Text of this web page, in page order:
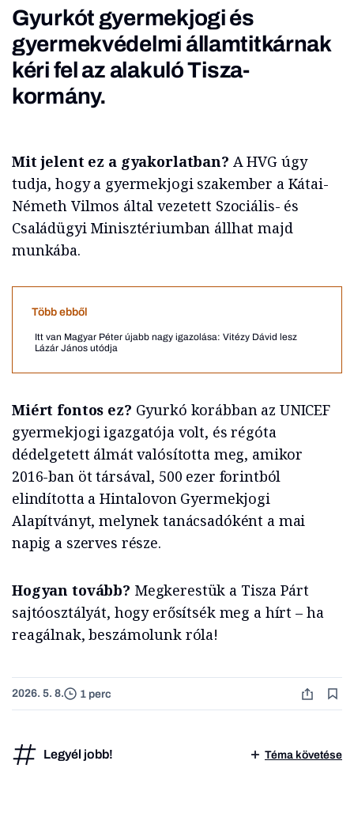
Gyurkót gyermekjogi és
gyermekvédelmi államtitkárnak
kéri fel az alakuló Tisza-
kormány.
Mit jelent ez a gyakorlatban? A HVG úgy
tudja, hogy a gyermekjogi szakember a Kátai-
Németh Vilmos által vezetett Szociális- és
Családügyi Minisztériumban állhat majd
munkába.
Több ebből
Itt van Magyar Péter újabb nagy igazolása: Vitézy Dávid lesz
Lázár János utódja
Miért fontos ez? Gyurkó korábban az UNICEF
gyermekjogi igazgatója volt, és régóta
dédelgetett álmát valósította meg, amikor
2016-ban öt társával, 500 ezer forintból
elindította a Hintalovon Gyermekjogi
Alapítványt, melynek tanácsadóként a mai
napig a szerves része.
Hogyan tovább? Megkerestük a Tisza Párt
sajtóosztályát, hogy erősítsék meg a hírt – ha
reagálnak, beszámolunk róla!
2026. 5. 8. 1 perc
Legyél jobb! Téma követése